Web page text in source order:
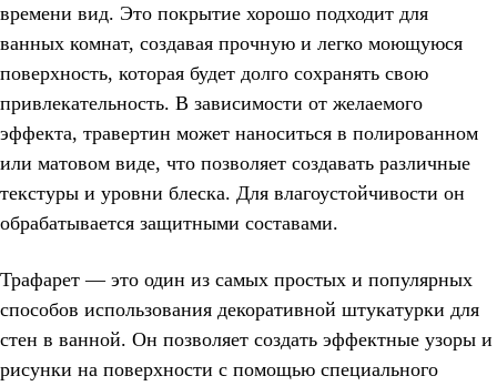
времени вид. Это покрытие хорошо подходит для
ванных комнат, создавая прочную и легко моющуюся
поверхность, которая будет долго сохранять свою
привлекательность. В зависимости от желаемого
эффекта, травертин может наноситься в полированном
или матовом виде, что позволяет создавать различные
текстуры и уровни блеска. Для влагоустойчивости он
обрабатывается защитными составами.
Трафарет — это один из самых простых и популярных
способов использования декоративной штукатурки для
стен в ванной. Он позволяет создать эффектные узоры и
рисунки на поверхности с помощью специального